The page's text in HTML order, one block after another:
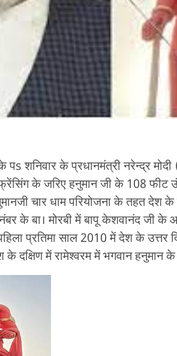
पs शनिवार के प्रधानमंत्री नरेन्द्र
के जरिए हनुमान जी के 108 फीट
चार धाम परियोजना के तहत देश के
के बा। मोरबी में बापू केशवानंद जी के
प्रतिमा साल 2010 में देश के उत्तर
में रामेश्वरम में भगवान हनुमान के